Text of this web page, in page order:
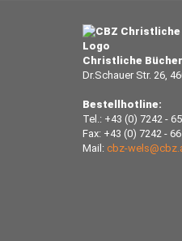
Christliche
Dr.Schauer Str. 26,
Bestellhotline:
Tel.: +43 (0) 7242 -
Fax: +43 (0) 7242 -
Mail: cbz-